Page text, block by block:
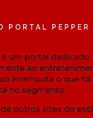
PORTAL PEPPER
é um portal dedicado
ao
internauta o que há
no segmento.
outros sites do